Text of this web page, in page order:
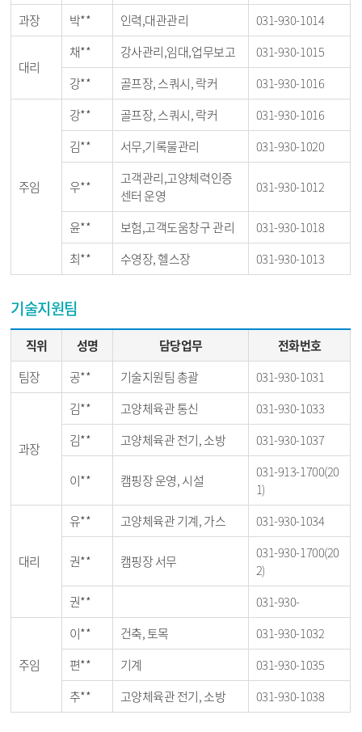
과장 박** 인력,대관관리 031-930-1014
대리
채** 강사관리,임대,업무보고
031-930-1015
강**
골프장, 스쿼시, 락커 031-930-1016
주임
강** 골프장, 스쿼시, 락커
031-930-1016
김**
서무,기록물관리 031-930-1020
우**
고객관리,고양체력인증
센터 운영
031-930-1012
윤** 보험,고객도움창구 관리
031-930-1018
최**
수영장, 헬스장 031-930-1013
기술지원팀
직위 성명 담당업무
전화번호
팀장
공** 기술지원팀 총괄 031-930-1031
과장
김** 고양체육관 통신
031-930-1033
김**
고양체육관 전기, 소방 031-930-1037
이** 캠핑장 운영, 시설
031-913-1700(20
1)
대리
유** 고양체육관 기계, 가스 031-930-1034
권** 캠핑장 서무
031-930-1700(20
2)
권**
031-930-
주임
이** 건축, 토목
031-930-1032
편**
기계
031-930-1035
추**
고양체육관 전기, 소방 031-930-1038